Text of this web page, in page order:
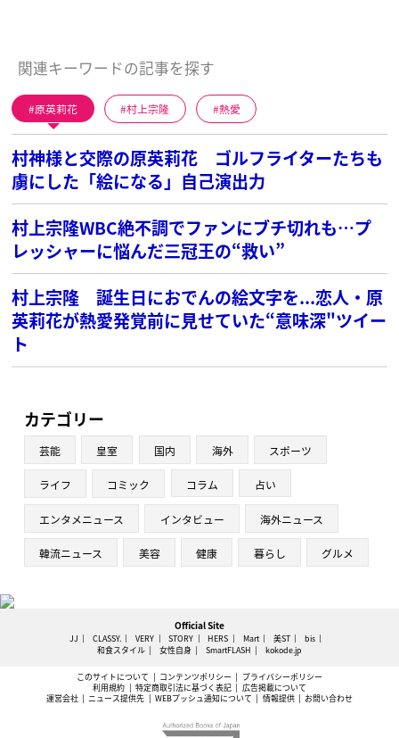
関連キーワードの記事を探す
原英莉花 村上宗隆 熱愛
村神様と交際の原英莉花 ゴルフライターたちも
虜にした「絵になる」自己演出力
村上宗隆WBC絶不調でファンにブチ切れも…プ
レッシャーに悩んだ三冠王の“救い”
村上宗隆 誕生日におでんの絵文字を...恋人・原
英莉花が熱愛発覚前に見せていた“意味深"ツイー
ト
カテゴリー
芸能 皇室 国内 海外 スポーツ
ライフ コミック コラム 占い
エンタメニュース インタビュー 海外ニュース
韓流ニュース 美容 健康 暮らし グルメ
Official Site
JJ CLASSY. VERY STORY HERS Mart 美ST
bis
和食スタイル
女性自身 SmartFLASH kokode.jp
このサイトについて コンテンツポリシー
プライバシーポリシー
利用規約
特定商取引法に基づく表記
広告掲載について
運営会社
ニュース提供先 WEBプッシュ通知について 情報提供 お問い合わせ